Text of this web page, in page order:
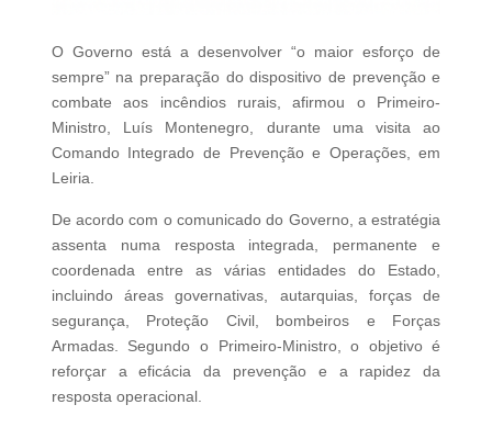
O Governo está a desenvolver “o maior esforço de
sempre” na preparação do dispositivo de prevenção e
combate aos incêndios rurais, afirmou o Primeiro-
Ministro, Luís Montenegro, durante uma visita ao
Comando Integrado de Prevenção e Operações, em
Leiria.
De acordo com o comunicado do Governo, a estratégia
assenta numa resposta integrada, permanente e
coordenada entre as várias entidades do Estado,
incluindo áreas governativas, autarquias, forças de
segurança, Proteção Civil, bombeiros e Forças
Armadas. Segundo o Primeiro-Ministro, o objetivo é
reforçar a eficácia da prevenção e a rapidez da
resposta operacional.